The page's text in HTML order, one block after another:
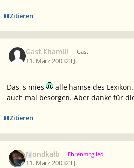
Zitieren
Gast Khamûl Gast
11. März 200323 J.
Das is mies
alle hamse des
auch mal besorgen. Aber danke für
Zitieren
Mondkalb Ehrenmitglied
11. März 200323 J.